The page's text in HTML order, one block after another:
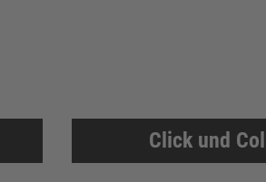
Click und